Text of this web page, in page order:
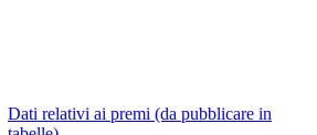
Dati relativi ai premi (da pubblicare in